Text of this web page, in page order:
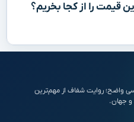
قیمت را از کجا بخریم؟
واضح؛ روایت شفاف از مهم‌ترین
و جهان.